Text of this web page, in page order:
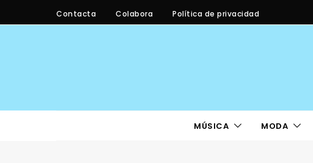
Contacta Colabora Política de privacidad
MÚSICA MODA